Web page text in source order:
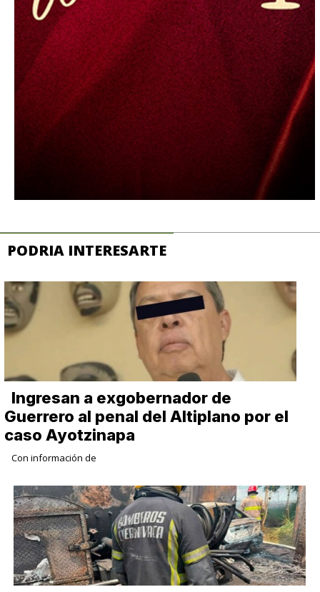
PODRIA INTERESARTE
Ingresan a exgobernador de
Guerrero al penal del Altiplano por el
caso Ayotzinapa
Con información de